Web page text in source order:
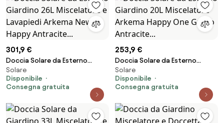
301,9 €
Doccia Solare da Esterno
Giardino 26L Miscelatore e
Lavapiedi Arkema New Happy
Antracite...
Solare
Disponibile
Consegna gratuita
253,9 €
Doccia Solare da Esterno
Giardino 20L Miscelatore
Arkema Happy One Grigio
Antracite...
Solare
Disponibile
Consegna gratuita